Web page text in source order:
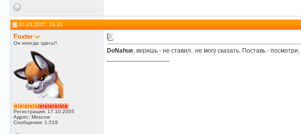
01.03.2007, 19:10
Foxter
Он иногда здесь!!.
Регистрация: 17.10.2005
Адрес: Moscow
Сообщения: 1,519
DoNahue, веришь - не ставил.. не могу сказать. Поставь -